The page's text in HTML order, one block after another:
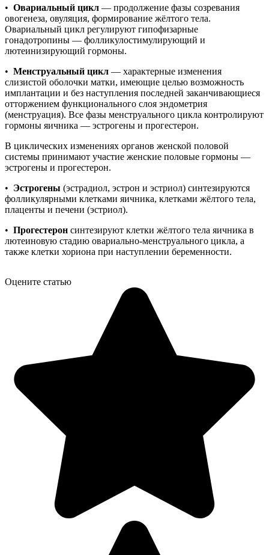
• Овариальный цикл — продолжение фазы созревания
овогенеза, овуляция, формирование жёлтого тела.
Овариальный цикл регулируют гипофизарные
гонадотропины — фолликулостимулирующий и
лютеинизирующий гормоны.
• Менструальный цикл — характерные изменения
слизистой оболочки матки, имеющие целью возможность
имплантации и без наступления последней заканчивающиеся
отторжением функционального слоя эндометрия
(менструация). Все фазы менструального цикла контролируют
гормоны яичника — эстрогены и прогестерон.
В циклических изменениях органов женской половой
системы принимают участие женские половые гормоны —
эстрогены и прогестерон.
• Эстрогены (эстрадиол, эстрон и эстриол) синтезируются
фолликулярными клетками яичника, клетками жёлтого тела,
плаценты и печени (эстриол).
• Прогестерон синтезируют клетки жёлтого тела яичника в
лютеиновую стадию овариально-менструального цикла, а
также клетки хориона при наступлении беременности.
Оцените статью